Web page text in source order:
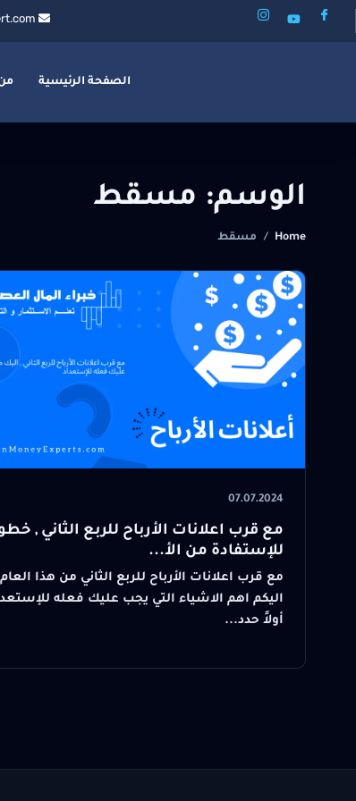
الصفحة الرئيسية
الوسم: مسقط
Home
/ مسقط
07.07.2024
مع قرب اعلانات الأرباح للربع الثاني ,
للإستفادة من الأ...
مع قرب اعلانات الأرباح للربع الثاني من هذا
اليكم اهم الاشياء التي يجب عليك فعله
أولاً حدد...